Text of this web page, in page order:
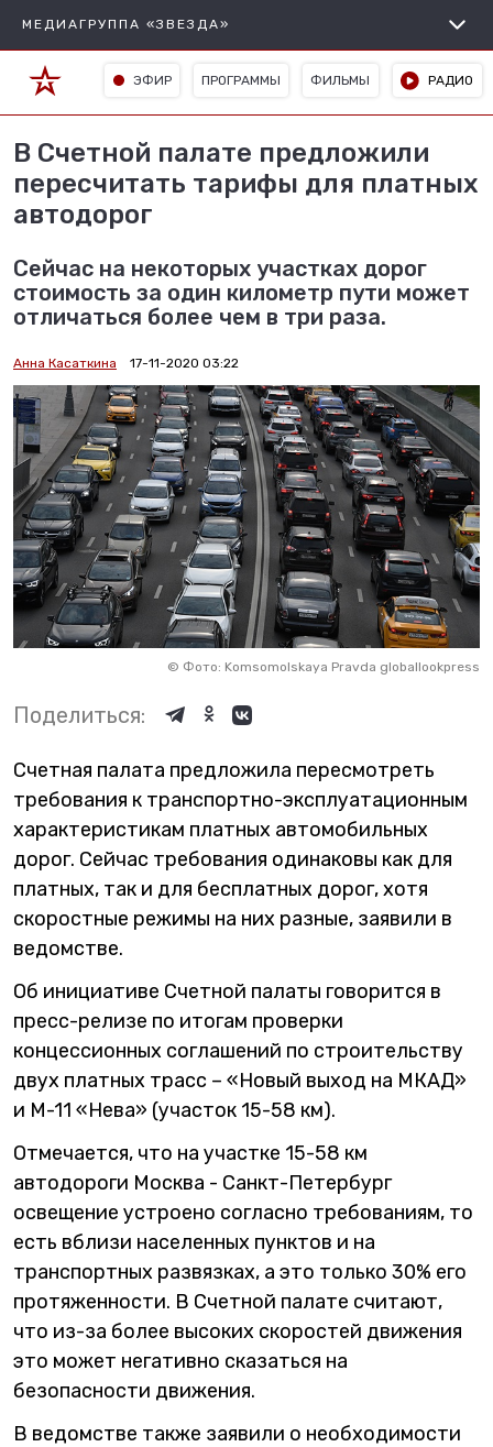
МЕДИАГРУППА «ЗВЕЗДА»
ЭФИР ПРОГРАММЫ ФИЛЬМЫ РАДИО
В Счетной палате предложили
пересчитать тарифы для платных
автодорог
Сейчас на некоторых участках дорог
стоимость за один километр пути может
отличаться более чем в три раза.
Анна Касаткина 17-11-2020 03:22
© Фото: Komsomolskaya Pravda globallookpress
Поделиться:
Счетная палата предложила пересмотреть
требования к транспортно-эксплуатационным
характеристикам платных автомобильных
дорог. Сейчас требования одинаковы как для
платных, так и для бесплатных дорог, хотя
скоростные режимы на них разные, заявили в
ведомстве.
Об инициативе Счетной палаты говорится в
пресс-релизе по итогам проверки
концессионных соглашений по строительству
двух платных трасс – «Новый выход на МКАД»
и М-11 «Нева» (участок 15-58 км).
Отмечается, что на участке 15-58 км
автодороги Москва - Санкт-Петербург
освещение устроено согласно требованиям, то
есть вблизи населенных пунктов и на
транспортных развязках, а это только 30% его
протяженности. В Счетной палате считают,
что из-за более высоких скоростей движения
это может негативно сказаться на
безопасности движения.
В ведомстве также заявили о необходимости